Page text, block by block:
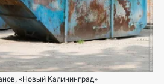
«Новый Калининград»